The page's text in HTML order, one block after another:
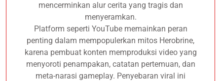
mencerminkan alur cerita yang tragis dan
menyeramkan.
Platform seperti YouTube memainkan peran
penting dalam mempopulerkan mitos Herobrine,
karena pembuat konten memproduksi video yang
menyoroti penampakan, catatan pertemuan, dan
meta-narasi gameplay. Penyebaran viral ini